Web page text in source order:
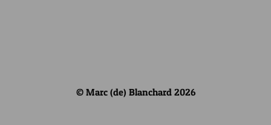
© Marc (de) Blanchard 2026